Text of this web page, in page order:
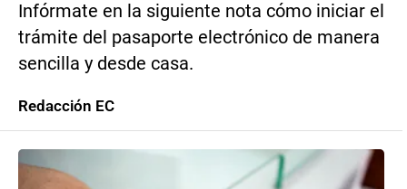
Infórmate en la siguiente nota cómo iniciar el
trámite del pasaporte electrónico de manera
sencilla y desde casa.
Redacción EC